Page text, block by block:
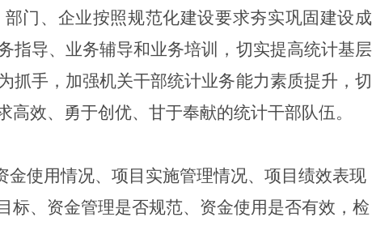
门、企业按照规范化建设要求夯实巩固建设成
指导、业务辅导和业务培训，切实提高统计基层
抓手，加强机关干部统计业务能力素质提升，切
效、勇于创优、甘于奉献的统计干部队伍。
金使用情况、项目实施管理情况、项目绩效表现
标、资金管理是否规范、资金使用是否有效，检